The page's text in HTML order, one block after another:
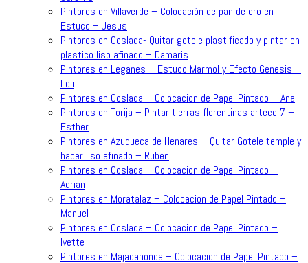
Pintores en Villaverde – Colocación de pan de oro en
Estuco – Jesus
Pintores en Coslada- Quitar gotele plastificado y pintar en
plastico liso afinado – Damaris
Pintores en Leganes – Estuco Marmol y Efecto Genesis –
Loli
Pintores en Coslada – Colocacion de Papel Pintado – Ana
Pintores en Torija – Pintar tierras florentinas arteco 7 –
Esther
Pintores en Azuqueca de Henares – Quitar Gotele temple y
hacer liso afinado – Ruben
Pintores en Coslada – Colocacion de Papel Pintado –
Adrian
Pintores en Moratalaz – Colocacion de Papel Pintado –
Manuel
Pintores en Coslada – Colocacion de Papel Pintado –
Ivette
Pintores en Majadahonda – Colocacion de Papel Pintado –